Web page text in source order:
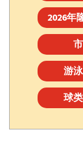
2026年
游
球